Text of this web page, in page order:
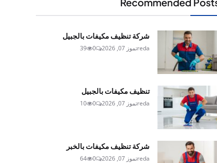
شركة تنظيف مكيفات بالجبيل
redaتموز 07, 2026 0
39
تنظيف مكيفات بالجبيل
redaتموز 07, 2026 0
10
شركة تنظيف مكيفات بالخبر
redaتموز 07, 2026 0
64